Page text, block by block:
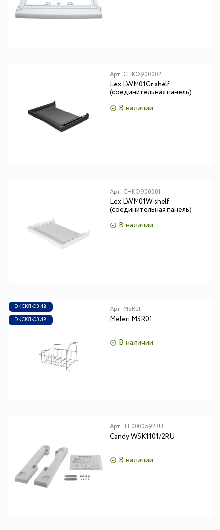
Арт: CHKO900002
Lex LWM01Gr shelf
(соединительная панель)
В наличии
Арт: CHKO900001
Lex LWM01W shelf
(соединительная панель)
В наличии
ЭКСКЛЮЗИВ
ЭКСКЛЮЗИВ
Арт: MSR01
Meferi MSR01
В наличии
Арт: TE0000592RU
Candy WSK1101/2RU
В наличии